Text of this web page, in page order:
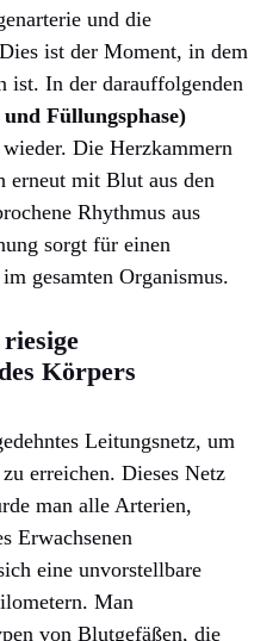
und die
ist der Moment, in dem
ist. In der darauffolgenden
Füllungsphase)
Die Herzkammern
erneut mit Blut aus den
Rhythmus aus
sorgt für einen
gesamten Organismus.
Körpers
Leitungsnetz, um
erreichen. Dieses Netz
man alle Arterien,
Erwachsenen
eine unvorstellbare
Man
von Blutgefäßen, die